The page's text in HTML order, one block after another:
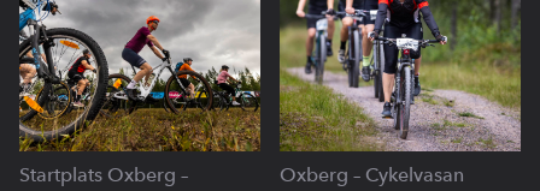
Startplats Oxberg –
Oxberg – Cykelvasan